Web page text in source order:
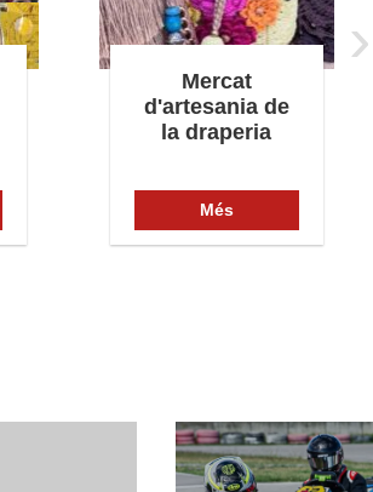
Mercat
d'artesania de
la draperia
Més
›